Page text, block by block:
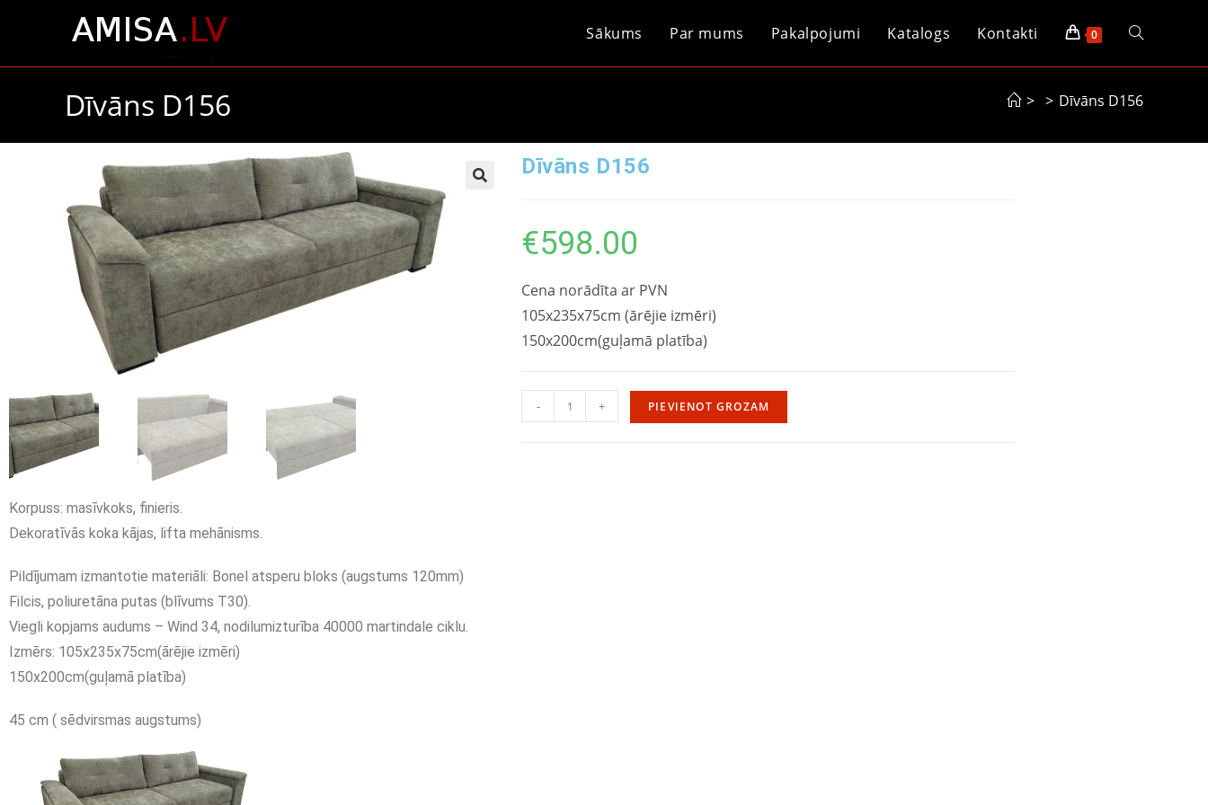
Sākums Par mums Pakalpojumi Katalogs Kontakti 0
Dīvāns D156 > > Dīvāns D156
Korpuss: masīvkoks, finieris.
Dekoratīvās koka kājas, lifta mehānisms.
Pildījumam izmantotie materiāli: Bonel atsperu bloks (augstums 120mm)
Filcis, poliuretāna putas (blīvums T30).
Viegli kopjams audums – Wind 34, nodilumizturība 40000 martindale ciklu.
Izmērs: 105x235x75cm(ārējie izmēri)
150x200cm(guļamā platība)
45 cm ( sēdvirsmas augstums)
Dīvāns D156
€598.00
Cena norādīta ar PVN
105x235x75cm (ārējie izmēri)
150x200cm(guļamā platība)
- + PIEVIENOT GROZAM